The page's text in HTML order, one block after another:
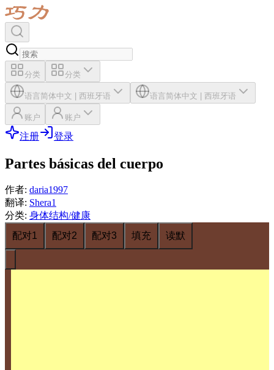
分类 分类
语言简体中文 | 西班牙语 语言简体中文 | 西班牙语
账户 账户
注册 登录
Partes básicas del cuerpo
作者: daria1997
翻译: Shera1
分类: 身体结构/健康
配对1
配对2 配对3 填充 读默